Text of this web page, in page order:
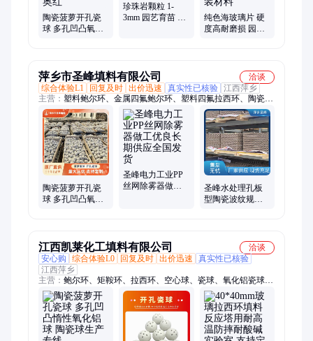
陶瓷菠萝开孔瓷
球 多孔凹凸氧化
珍珠岩颗粒 1-
3mm 园艺育苗 建
纯色海玻璃片 硬
度高耐磨损 园林
萍乡市圣峰填料有限公司
洽谈
综合体验L1
回复及时 出价迅速 真实性已核验 江西萍乡
主营： 塑料鲍尔环、金属四氟鲍尔环、塑料四氟拉西环、陶瓷鲍
尔环、陶瓷四氟拉西环、陶瓷阶梯环、陶瓷矩鞍环、陶瓷异鞍
环、金属四氟拉西环、塑料阶梯环、金属阶梯环、塑料异鞍环、
规整填料、丝网除沫器、分布器
陶瓷菠萝开孔瓷
球 多孔凹凸氧化
圣峰电力工业PP
丝网除雾器做工
圣峰水处理孔板
型陶瓷波纹规整
江西凯莱化工填料有限公司
洽谈
安心购
综合体验L0 回复及时 出价迅速
真实性已核验
江西萍乡
主营： 鲍尔环、矩鞍环、拉西环、空心球、瓷球、氧化铝瓷球、
蜂窝陶瓷、研磨瓷球、液面覆盖球、环保球、丝网除沫器、孔板
波纹、陶粒滤料、分子筛、轻瓷组合填料、海尔环、阶梯环、异
鞍环、泰勒花环、扁环、八四内弧环、西塔环、研磨衬砖、狄克
松